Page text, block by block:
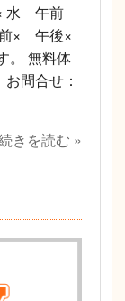
水 午前
× 午後×
。 無料体
問合せ：
きを読む »